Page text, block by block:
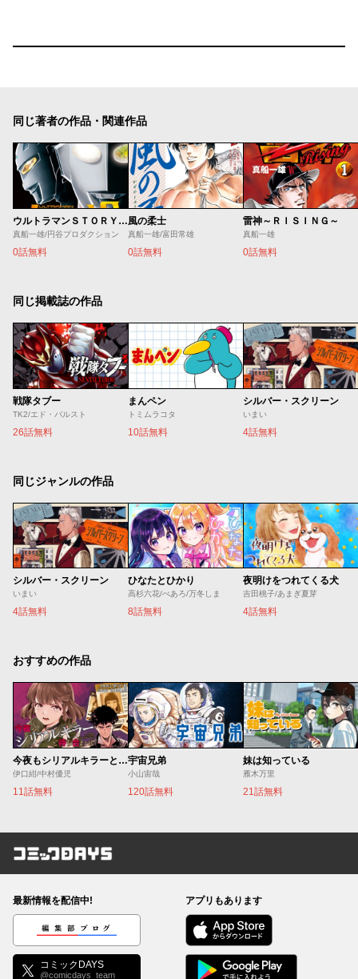
同じ著者の作品・関連作品
ウルトラマンＳＴＯＲＹ ０
真船一雄/円谷プロダクション
0話無料
風の柔士
真船一雄/富田常雄
0話無料
雷神～ＲＩＳＩＮＧ～
真船一雄
0話無料
同じ掲載誌の作品
戦隊タブー
TK2/エド・バルスト
26話無料
まんペン
トミムラコタ
10話無料
シルバー・スクリーン
いまい
4話無料
同じジャンルの作品
シルバー・スクリーン
いまい
4話無料
ひなたとひかり
高杉六花/べあろ/万冬しま
8話無料
夜明けをつれてくる犬
吉田桃子/あまぎ夏芽
4話無料
おすすめの作品
今夜もシリアルキラーと待ち合わせ
伊口紺/中村優児
11話無料
宇宙兄弟
小山宙哉
120話無料
妹は知っている
雁木万里
21話無料
コミックDAYS
最新情報を配信中!
編集部ブログ
コミックDAYS
@comicdays_team
アプリもあります